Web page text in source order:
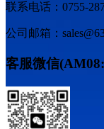
联系电话：0755-
公司邮箱：
客服微信